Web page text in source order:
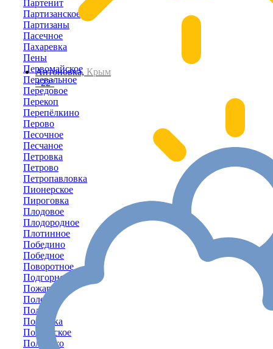
Антоновка, Крым
+22°
Партенит
Партизанское
Партизаны
Пасечное
Пахаревка
Пены
Первомайское
Перевальное
Передовое
Перекоп
Перепёлкино
Перово
Песочное
Песчаное
Петровка
Петрово
Петропавловка
Пионерское
Пироговка
Плодовое
Плодородное
Плотинное
Победино
Победное
Поворотное
Подгорное
Пожарское
Полевое
Пологи
Полтавка
Полтавское
Полюшко